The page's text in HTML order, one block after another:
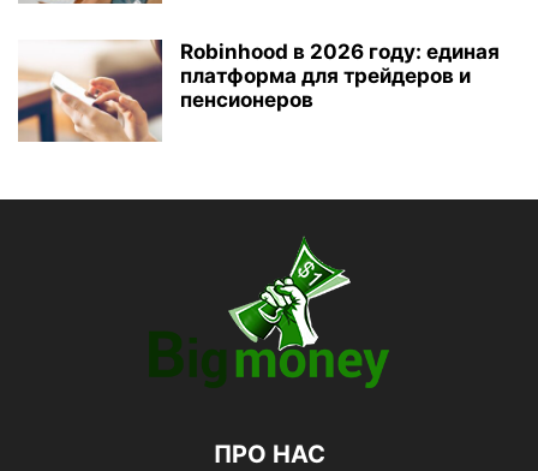
Robinhood в 2026 году: единая
платформа для трейдеров и
пенсионеров
ПРО НАС